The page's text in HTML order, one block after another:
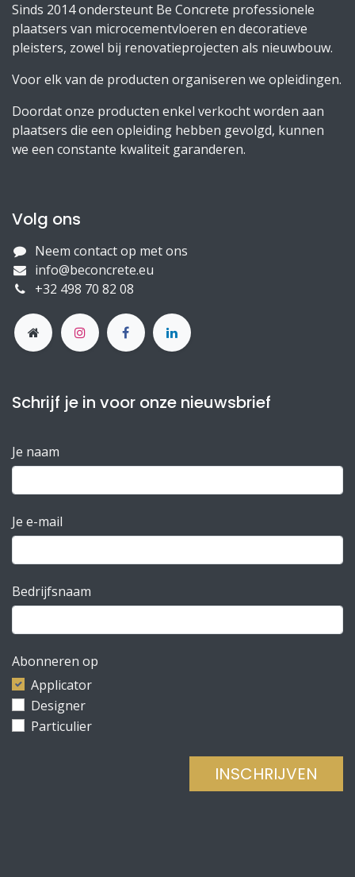
Sinds 2014 ondersteunt Be Concrete professionele
plaatsers van microcementvloeren en decoratieve
pleisters, zowel bij renovatieprojecten als nieuwbouw.
Voor elk van de producten organiseren we opleidingen.
Doordat onze producten enkel verkocht worden aan
plaatsers die een opleiding hebben gevolgd, kunnen
we een constante kwaliteit garanderen.
Volg ons
Neem contact op met ons
info@beconcrete.eu
+32 498 70 82 08
Schrijf je in voor onze nieuwsbrief
Je naam
Je e-mail
Bedrijfsnaam
Abonneren op
Applicator
Designer
Particulier
INSCHRIJVEN